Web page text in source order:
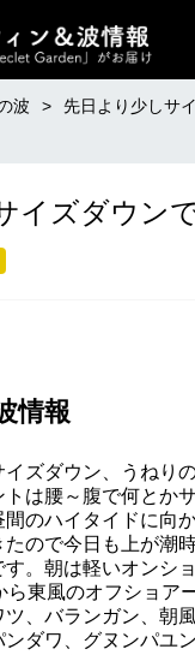
波
先日より少しサ
イズダウンで
情報
ズダウン、うねり
は腰～腹で何とか
のハイタイドに向
ので今日も上が潮
。朝は軽いオンシ
ら東風のオフショア
、バランガン、朝
ダワ、グヌンパユ